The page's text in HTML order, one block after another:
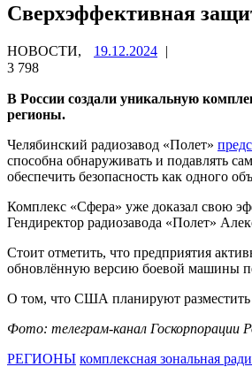
Сверхэффективная
НОВОСТИ, 19.12.2024 |
3 798
В России создали уникальную
регионы.
Челябинский радиозавод «Полет»
способна обнаруживать и подавлять
обеспечить безопасность как одного
Комплекс «Сфера» уже доказал свою
Гендиректор радиозавода «Полет»
Стоит отметить, что предприятия
обновлённую версию боевой машины
О том, что США планируют разместить
Фото: телеграм-канал Госкорпорации
РЕГИОНЫ комплексная зональная